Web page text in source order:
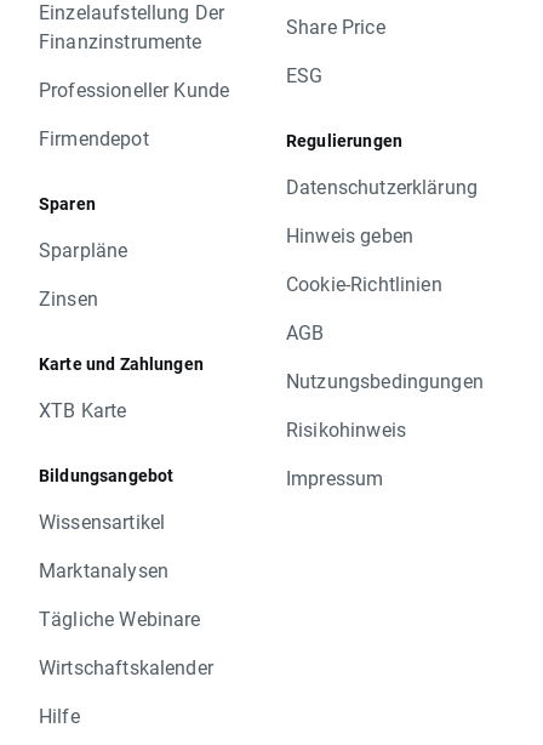
Einzelaufstellung Der
Finanzinstrumente
Professioneller Kunde
Firmendepot
Sparen
Sparpläne
Zinsen
Karte und Zahlungen
XTB Karte
Bildungsangebot
Wissensartikel
Marktanalysen
Tägliche Webinare
Wirtschaftskalender
Hilfe
Share Price
ESG
Regulierungen
Datenschutzerklärung
Hinweis geben
Cookie-Richtlinien
AGB
Nutzungsbedingungen
Risikohinweis
Impressum